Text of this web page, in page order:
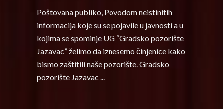
Poštovana publiko, Povodom neistinitih
informacija koje su se pojavile u javnosti a u
kojima se spominje UG “Gradsko pozorište
Jazavac” želimo da iznesemo činjenice kako
bismo zaštitili naše pozorište. Gradsko
pozorište Jazavac